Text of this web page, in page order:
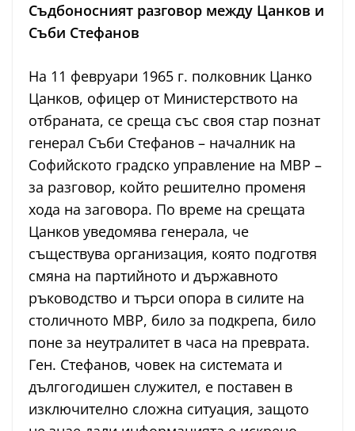
Съдбоносният разговор между Цанков и
Съби Стефанов
На 11 февруари 1965 г. полковник Цанко
Цанков, офицер от Министерството на
отбраната, се среща със своя стар познат
генерал Съби Стефанов – началник на
Софийското градско управление на МВР –
за разговор, който решително променя
хода на заговора. По време на срещата
Цанков уведомява генерала, че
съществува организация, която подготвя
смяна на партийното и държавното
ръководство и търси опора в силите на
столичното МВР, било за подкрепа, било
поне за неутралитет в часа на преврата.
Ген. Стефанов, човек на системата и
дългогодишен служител, е поставен в
изключително сложна ситуация, защото